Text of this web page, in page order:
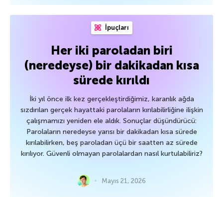
İpuçları
Her iki paroladan biri
(neredeyse) bir dakikadan kısa
sürede kırıldı
İki yıl önce ilk kez gerçekleştirdiğimiz, karanlık ağda
sızdırılan gerçek hayattaki parolaların kırılabilirliğine ilişkin
çalışmamızı yeniden ele aldık. Sonuçlar düşündürücü:
Parolaların neredeyse yarısı bir dakikadan kısa sürede
kırılabilirken, beş paroladan üçü bir saatten az sürede
kırılıyor. Güvenli olmayan parolalardan nasıl kurtulabiliriz?
Mayıs 21, 2026